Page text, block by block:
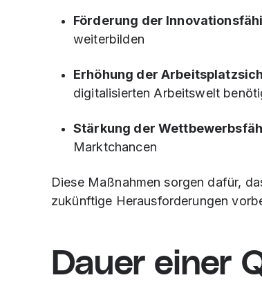
Förderung der
weiterbilden
Erhöhung der
digitalisierten Arbeitswelt
Stärkung der
Marktchancen
Diese Maßnahmen sorgen dafür,
zukünftige Herausforderungen
Dauer einer